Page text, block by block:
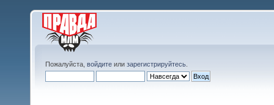
Пожалуйста, войдите или зарегистрируйтесь